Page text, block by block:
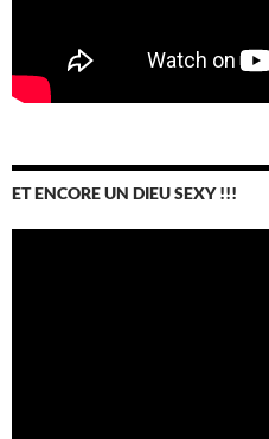
ET ENCORE UN DIEU SEXY !!!